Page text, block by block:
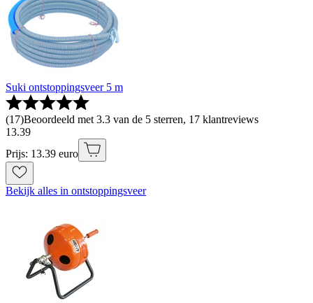
Suki ontstoppingsveer 5 m
(17)Beoordeeld met 3.3 van de 5 sterren, 17 klantreviews
13.39
Prijs: 13.39 euro
Bekijk alles in ontstoppingsveer